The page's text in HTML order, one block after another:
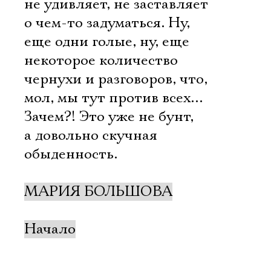
не удивляет, не заставляет
о чем-то задуматься. Ну,
еще одни голые, ну, еще
некоторое количество
чернухи и разговоров, что,
мол, мы тут против всех…
Зачем?! Это уже не бунт,
а довольно скучная
обыденность.
МАРИЯ БОЛЬШОВА
Начало